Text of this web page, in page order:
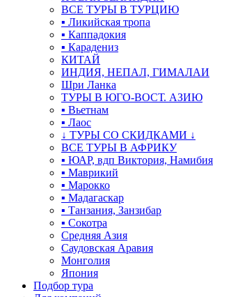
ВСЕ ТУРЫ В ТУРЦИЮ
▪ Ликийская тропа
▪ Каппадокия
▪ Карадениз
КИТАЙ
ИНДИЯ, НЕПАЛ, ГИМАЛАИ
Шри Ланка
ТУРЫ В ЮГО-ВОСТ. АЗИЮ
▪ Вьетнам
▪ Лаос
↓ ТУРЫ СО СКИДКАМИ ↓
ВСЕ ТУРЫ В АФРИКУ
▪ ЮАР, вдп Виктория, Намибия
▪ Маврикий
▪ Марокко
▪ Мадагаскар
▪ Танзания, Занзибар
▪ Сокотра
Средняя Азия
Саудовская Аравия
Монголия
Япония
Подбор тура